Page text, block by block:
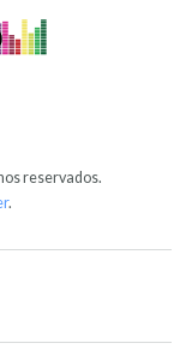
reservados.
.